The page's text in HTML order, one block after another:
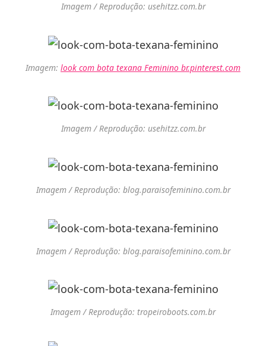
Imagem / Reprodução: usehitzz.com.br
Imagem: look com bota texana Feminino br.pinterest.com
Imagem / Reprodução: usehitzz.com.br
Imagem / Reprodução: blog.paraisofeminino.com.br
Imagem / Reprodução: blog.paraisofeminino.com.br
Imagem / Reprodução: tropeiroboots.com.br